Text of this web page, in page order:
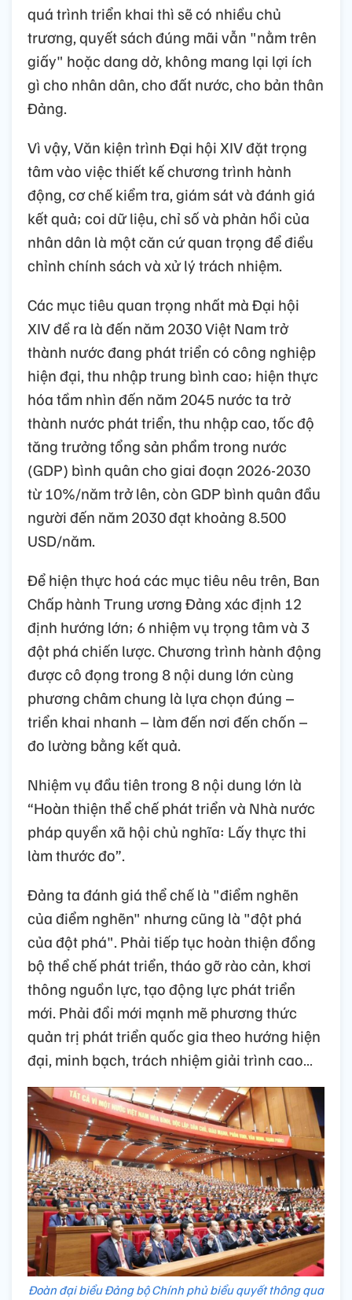
quá trình triển khai thì sẽ có nhiều chủ
trương, quyết sách đúng mãi vẫn "nằm trên
giấy" hoặc dang dở, không mang lại lợi ích
gì cho nhân dân, cho đất nước, cho bản thân
Đảng.
Vì vậy, Văn kiện trình Đại hội XIV đặt trọng
tâm vào việc thiết kế chương trình hành
động, cơ chế kiểm tra, giám sát và đánh giá
kết quả; coi dữ liệu, chỉ số và phản hồi của
nhân dân là một căn cứ quan trọng để điều
chỉnh chính sách và xử lý trách nhiệm.
Các mục tiêu quan trọng nhất mà Đại hội
XIV đề ra là đến năm 2030 Việt Nam trở
thành nước đang phát triển có công nghiệp
hiện đại, thu nhập trung bình cao; hiện thực
hóa tầm nhìn đến năm 2045 nước ta trở
thành nước phát triển, thu nhập cao, tốc độ
tăng trưởng tổng sản phẩm trong nước
(GDP) bình quân cho giai đoạn 2026-2030
từ 10%/năm trở lên, còn GDP bình quân đầu
người đến năm 2030 đạt khoảng 8.500
USD/năm.
Để hiện thực hoá các mục tiêu nêu trên, Ban
Chấp hành Trung ương Đảng xác định 12
định hướng lớn; 6 nhiệm vụ trọng tâm và 3
đột phá chiến lược. Chương trình hành động
được cô đọng trong 8 nội dung lớn cùng
phương châm chung là lựa chọn đúng –
triển khai nhanh – làm đến nơi đến chốn –
đo lường bằng kết quả.
Nhiệm vụ đầu tiên trong 8 nội dung lớn là
“Hoàn thiện thể chế phát triển và Nhà nước
pháp quyền xã hội chủ nghĩa: Lấy thực thi
làm thước đo”.
Đảng ta đánh giá thể chế là "điểm nghẽn
của điểm nghẽn" nhưng cũng là "đột phá
của đột phá". Phải tiếp tục hoàn thiện đồng
bộ thể chế phát triển, tháo gỡ rào cản, khơi
thông nguồn lực, tạo động lực phát triển
mới. Phải đổi mới mạnh mẽ phương thức
quản trị phát triển quốc gia theo hướng hiện
đại, minh bạch, trách nhiệm giải trình cao…
Đoàn đại biểu Đảng bộ Chính phủ biểu quyết thông qua